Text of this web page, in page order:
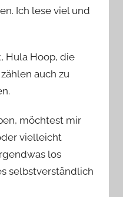
Ich lese viel und
Hula Hoop, die
auch zu
möchtest mir
vielleicht
los
selbstverständlich